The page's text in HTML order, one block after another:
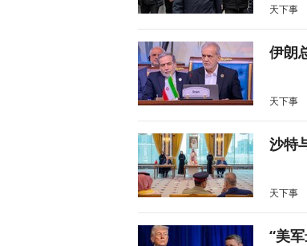
天下事
伊朗
天下事
沙特
天下事
“美